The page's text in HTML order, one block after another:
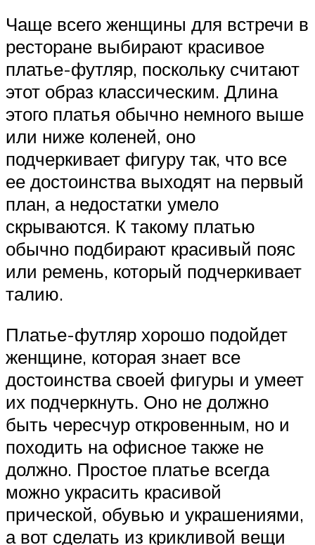
Чаще всего женщины для встречи в
ресторане выбирают красивое
платье-футляр, поскольку считают
этот образ классическим. Длина
этого платья обычно немного выше
или ниже коленей, оно
подчеркивает фигуру так, что все
ее достоинства выходят на первый
план, а недостатки умело
скрываются. К такому платью
обычно подбирают красивый пояс
или ремень, который подчеркивает
талию.
Платье-футляр хорошо подойдет
женщине, которая знает все
достоинства своей фигуры и умеет
их подчеркнуть. Оно не должно
быть чересчур откровенным, но и
походить на офисное также не
должно. Простое платье всегда
можно украсить красивой
прической, обувью и украшениями,
а вот сделать из крикливой вещи